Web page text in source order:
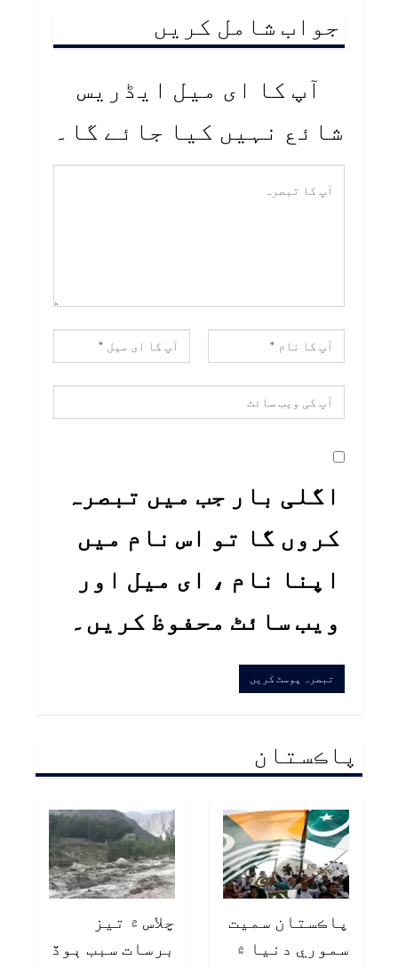
جواب شامل کریں
آپ کا ای میل ایڈریس
شائع نہیں کیا جائے گا۔
اگلی بار جب میں تبصرہ
کروں گا تو اس نام میں
اپنا نام ، ای میل اور
ویب سائٹ محفوظ کریں۔
پاڪستان
پاڪستان سميت
سموري دنيا ۾
چلاس ۾ تيز
برسات سبب ٻوڏ